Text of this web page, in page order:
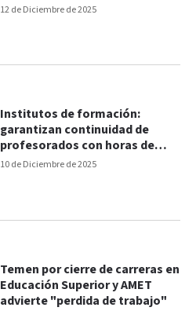
12 de Diciembre de 2025
10 de Diciembre de 2025
Institutos de formación:
garantizan continuidad de
profesorados con horas de
planta permanente y todas las
Temen por cierre de carreras en
Educación Superior y AMET
advierte "perdida de trabajo"